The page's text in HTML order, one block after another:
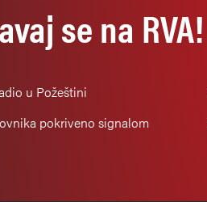
se na RVA!
u Požeštini
pokriveno signalom